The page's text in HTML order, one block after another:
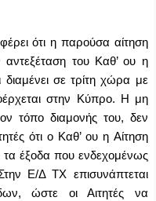
ότι η παρούσα αίτηση
αντεξέταση του Καθ’ ου η
διαμένει σε τρίτη χώρα με
στην Κύπρο. Η μη
τόπο διαμονής του, δεν
ότι ο Καθ’ ου η Αίτηση
τα έξοδα που ενδεχομένως
Ε/Δ ΤΧ επισυνάπτεται
ώστε οι Αιτητές να